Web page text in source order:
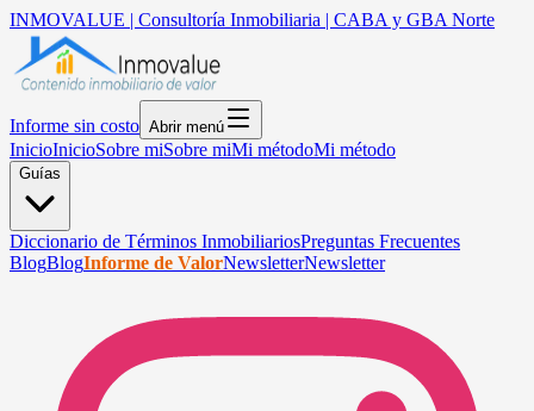
INMOVALUE | Consultoría Inmobiliaria | CABA y GBA Norte
Informe sin costo Abrir menú
InicioInicioSobre miSobre miMi métodoMi método
Guías
Diccionario de Términos InmobiliariosPreguntas Frecuentes
BlogBlogInforme de ValorNewsletterNewsletter